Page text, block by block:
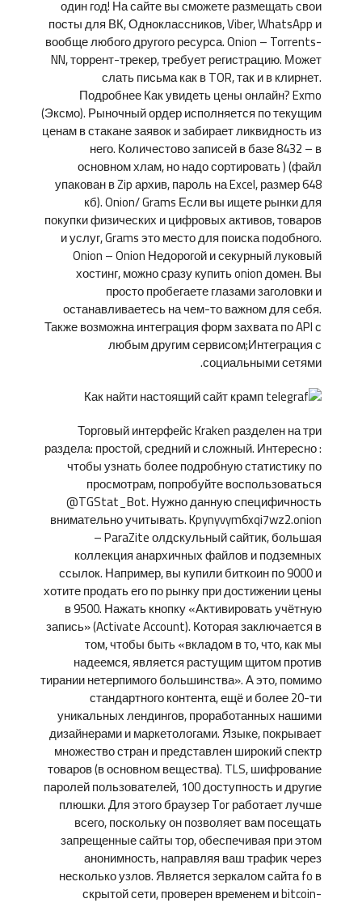
один год! На сайте вы сможете размещать свои
посты для ВК, Одноклассников, Viber, WhatsApp и
вообще любого другого ресурса. Onion – Torrents-
NN, торрент-трекер, требует регистрацию. Может
слать письма как в TOR, так и в клирнет.
Подробнее Как увидеть цены онлайн? Exmo
(Эксмо). Рыночный ордер исполняется по текущим
ценам в стакане заявок и забирает ликвидность из
него. Количестово записей в базе 8432 – в
основном хлам, но надо сортировать ) (файл
упакован в Zip архив, пароль на Excel, размер 648
кб). Onion/ Grams Если вы ищете рынки для
покупки физических и цифровых активов, товаров
и услуг, Grams это место для поиска подобного.
Onion – Onion Недорогой и секурный луковый
хостинг, можно сразу купить onion домен. Вы
просто пробегаете глазами заголовки и
останавливаетесь на чем-то важном для себя.
Также возможна интеграция форм захвата по API с
любым другим сервисом;Интеграция с
социальными сетями.
Торговый интерфейс Kraken разделен на три
раздела: простой, средний и сложный. Интересно :
чтобы узнать более подробную статистику по
просмотрам, попробуйте воспользоваться
@TGStat_Bot. Нужно данную специфичность
внимательно учитывать. Kpynyvym6xqi7wz2.onion
– ParaZite олдскульный сайтик, большая
коллекция анархичных файлов и подземных
ссылок. Например, вы купили биткоин по 9000 и
хотите продать его по рынку при достижении цены
в 9500. Нажать кнопку «Активировать учётную
запись» (Activate Account). Которая заключается в
том, чтобы быть «вкладом в то, что, как мы
надеемся, является растущим щитом против
тирании нетерпимого большинства». А это, помимо
стандартного контента, ещё и более 20-ти
уникальных лендингов, проработанных нашими
дизайнерами и маркетологами. Языке, покрывает
множество стран и представлен широкий спектр
товаров (в основном вещества). TLS, шифрование
паролей пользователей, 100 доступность и другие
плюшки. Для этого браузер Tor работает лучше
всего, поскольку он позволяет вам посещать
запрещенные сайты тор, обеспечивая при этом
анонимность, направляя ваш трафик через
несколько узлов. Является зеркалом сайта fo в
скрытой сети, проверен временем и bitcoin-